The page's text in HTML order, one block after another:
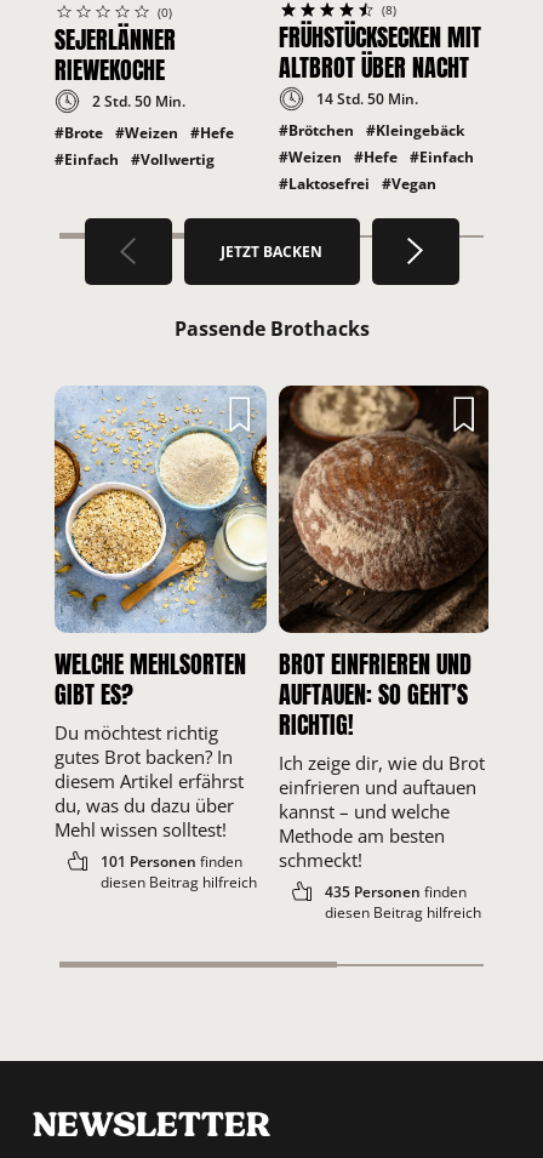
JETZT BACKEN
(0)
SEJERLÄNNER
RIEWEKOCHE
2 Std. 50 Min.
#Brote #Weizen
#Hefe
#Einfach
#Vollwertig
(8)
FRÜHSTÜCKSECKEN MIT
ALTBROT ÜBER NACHT
14 Std. 50 Min.
#Brötchen
#Kleingebäck
#Weizen
#Hefe #Einfach
#Laktosefrei
#Vegan
Passende Brothacks
WELCHE MEHLSORTEN
GIBT ES?
Du möchtest richtig
gutes Brot backen? In
diesem Artikel erfährst
du, was du dazu über
Mehl wissen solltest!
101 Personen finden
diesen Beitrag hilfreich
BROT EINFRIEREN UND
AUFTAUEN: SO GEHT’S
RICHTIG!
Ich zeige dir, wie du Brot
einfrieren und auftauen
kannst – und welche
Methode am besten
schmeckt!
435 Personen finden
diesen Beitrag hilfreich
NEWSLETTER